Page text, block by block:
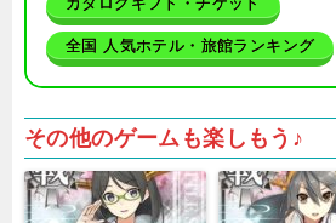
全国 人気ホテル・旅館ランキング
その他のゲームも楽しもう♪